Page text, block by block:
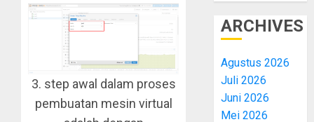
3. step awal dalam proses
pembuatan mesin virtual
ARCHIVES
Agustus 2026
Juli 2026
Juni 2026
Mei 2026